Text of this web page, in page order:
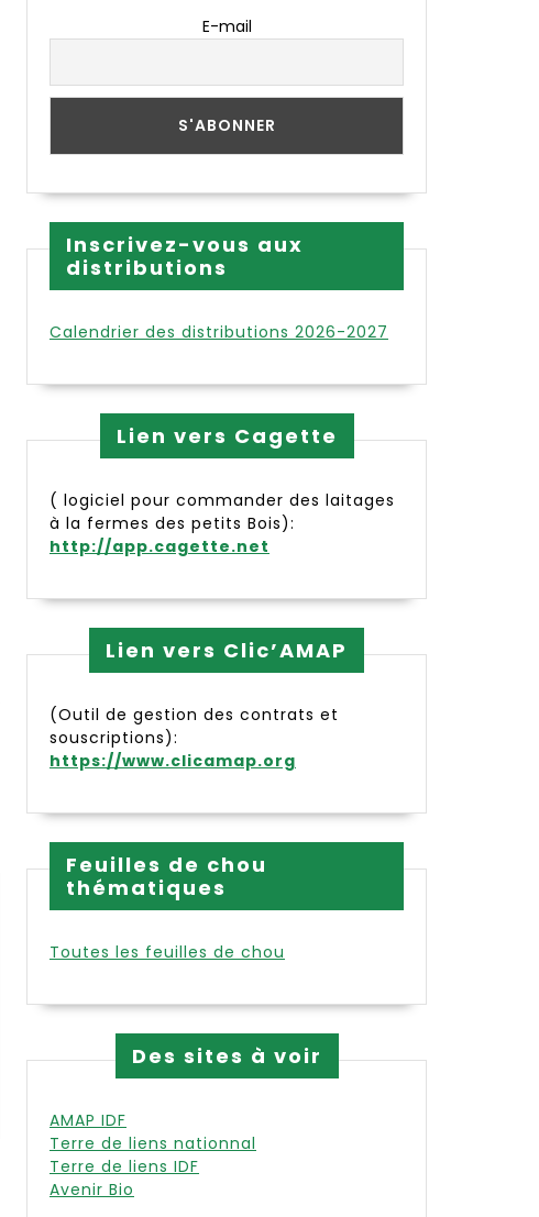
E-mail
Inscrivez-vous aux
distributions
Calendrier des distributions 2026-2027
Lien vers Cagette
( logiciel pour commander des laitages
à la fermes des petits Bois):
http://app.cagette.net
Lien vers Clic’AMAP
(Outil de gestion des contrats et
souscriptions):
https://www.clicamap.org
Feuilles de chou
thématiques
Toutes les feuilles de chou
Des sites à voir
AMAP IDF
Terre de liens nationnal
Terre de liens IDF
Avenir Bio